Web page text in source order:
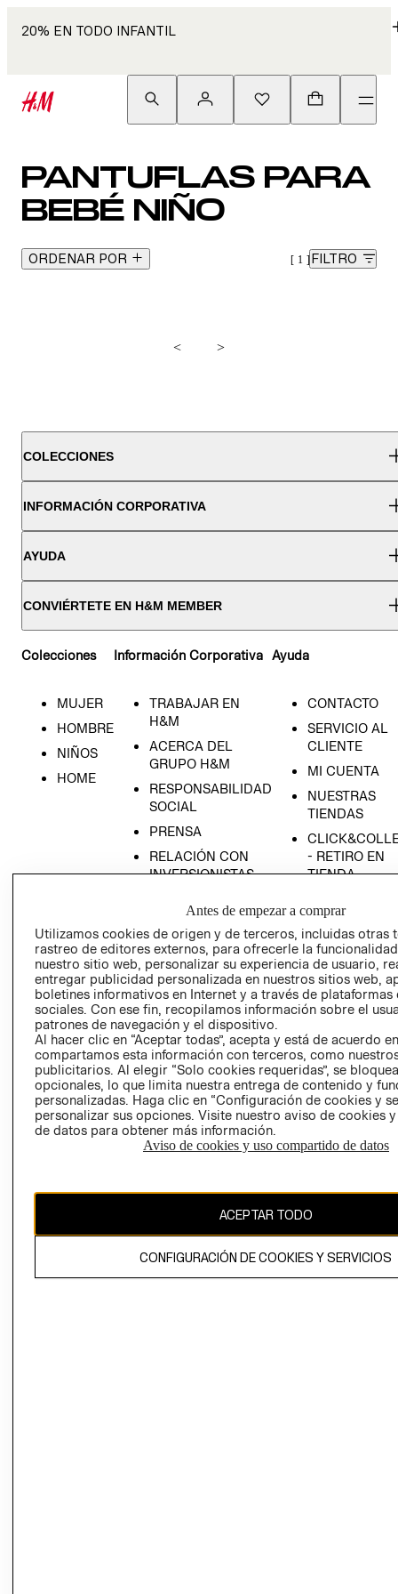
20% EN TODO INFANTIL
PANTUFLAS PARA
BEBÉ NIÑO
ORDENAR POR 1 FILTRO
< >
COLECCIONES
INFORMACIÓN CORPORATIVA
AYUDA
CONVIÉRTETE EN H&M MEMBER
Colecciones
MUJER
HOMBRE
NIÑOS
HOME
Información Corporativa
TRABAJAR EN
H&M
ACERCA DEL
GRUPO H&M
RESPONSABILIDAD
SOCIAL
PRENSA
RELACIÓN CON
INVERSIONISTAS
EMPRESARIAL
Ayuda
CONTACTO
SERVICIO AL
CLIENTE
MI CUENTA
NUESTRAS
TIENDAS
- RETIRO EN
TIENDA
CONDICIONES
AVISO DE
PRIVACIDAD
GIFT CARD
AVISO DE
El contenido de esta página web está protegido por copyright y es
propiedad de H&M Hennes & Mauritz AB.
Antes de empezar a comprar
Utilizamos cookies de origen y de terceros, incluidas otras
rastreo de editores externos, para ofrecerle la
nuestro sitio web, personalizar su experiencia de usuario,
entregar publicidad personalizada en nuestros sitios web,
boletines informativos en Internet y a través de plataformas
sociales. Con ese fin, recopilamos información sobre el
patrones de navegación y el dispositivo.
Al hacer clic en “Aceptar todas”, acepta y está de acuerdo
compartamos esta información con terceros, como
publicitarios. Al elegir “Solo cookies requeridas”, se
opcionales, lo que limita nuestra entrega de contenido y
personalizadas. Haga clic en “Configuración de cookies y
personalizar sus opciones. Visite nuestro aviso de cookies
de datos para obtener más información.
Aviso de cookies y uso compartido de datos
ACEPTAR TODO
CONFIGURACIÓN DE COOKIES Y SERVICIOS